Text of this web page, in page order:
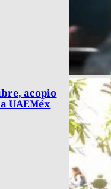
acopio
UAEMéx